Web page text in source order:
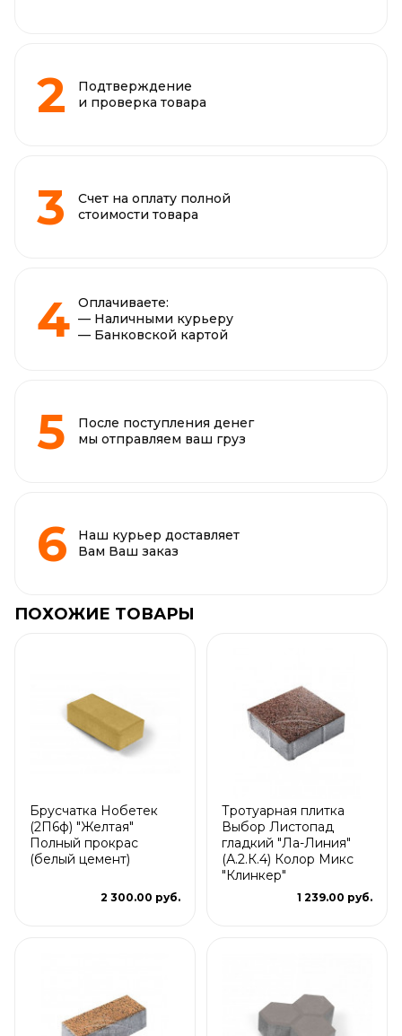
Подтверждение
и проверка товара
Счет на оплату полной
стоимости товара
Оплачиваете:
— Наличными курьеру
— Банковской картой
После поступления денег
мы отправляем ваш груз
Наш курьер доставляет
Вам Ваш заказ
ПОХОЖИЕ ТОВАРЫ
Брусчатка Нобетек
(2П6ф) "Желтая"
Полный прокрас
(белый цемент)
2 300.00 руб.
Тротуарная плитка
Выбор Листопад
гладкий "Ла-Линия"
(А.2.К.4) Колор Микс
"Клинкер"
1 239.00 руб.